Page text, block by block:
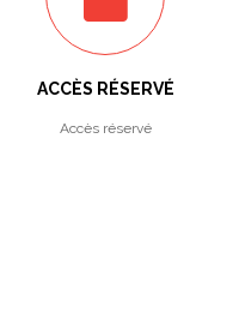
ACCÈS RÉSERVÉ
Accès réservé